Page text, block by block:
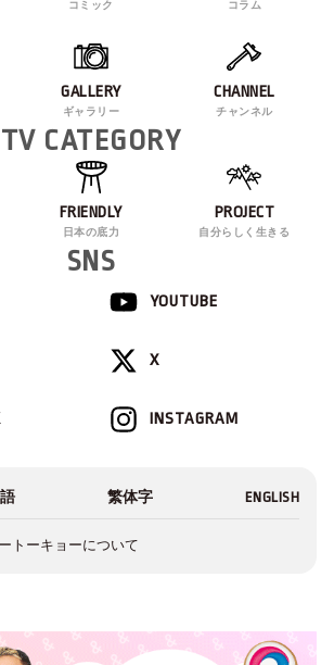
コミック コラム
GALLERY
ギャラリー
CHANNEL
チャンネル
TV CATEGORY
FRIENDLY
日本の底力
PROJECT
自分らしく生きる
SNS
YOUTUBE
X
INSTAGRAM
トーキョーについて